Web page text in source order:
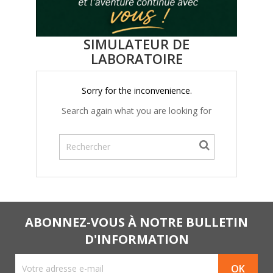
SIMULATEUR DE
LABORATOIRE
Sorry for the inconvenience.
Search again what you are looking for
ABONNEZ-VOUS À NOTRE BULLETIN
D'INFORMATION